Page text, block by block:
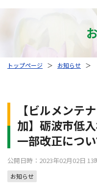
トップページ ＞ お知らせ ＞
【ビルメンテ
加】砺波市低
一部改正につ
公開日時：2023年02月02日 13
お知らせ